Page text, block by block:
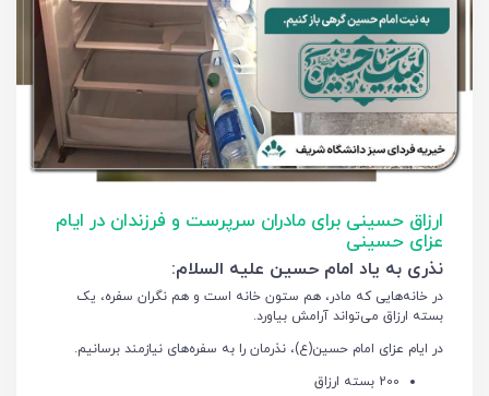
ارزاق حسینی برای مادران سرپرست و فرزندان در ایام
عزای حسینی
نذری به یاد امام حسین علیه السلام:
در خانه‌هایی که مادر، هم ستون خانه است و هم نگران سفره، یک
بسته ارزاق می‌تواند آرامش بیاورد.
در ایام عزای امام حسین(ع)، نذرمان را به سفره‌های نیازمند برسانیم.
200 بسته ارزاق